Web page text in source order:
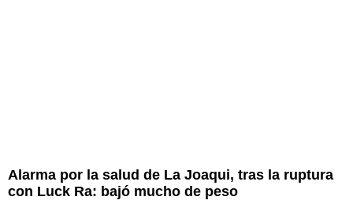
Alarma por la salud de La Joaqui, tras la ruptura
con Luck Ra: bajó mucho de peso